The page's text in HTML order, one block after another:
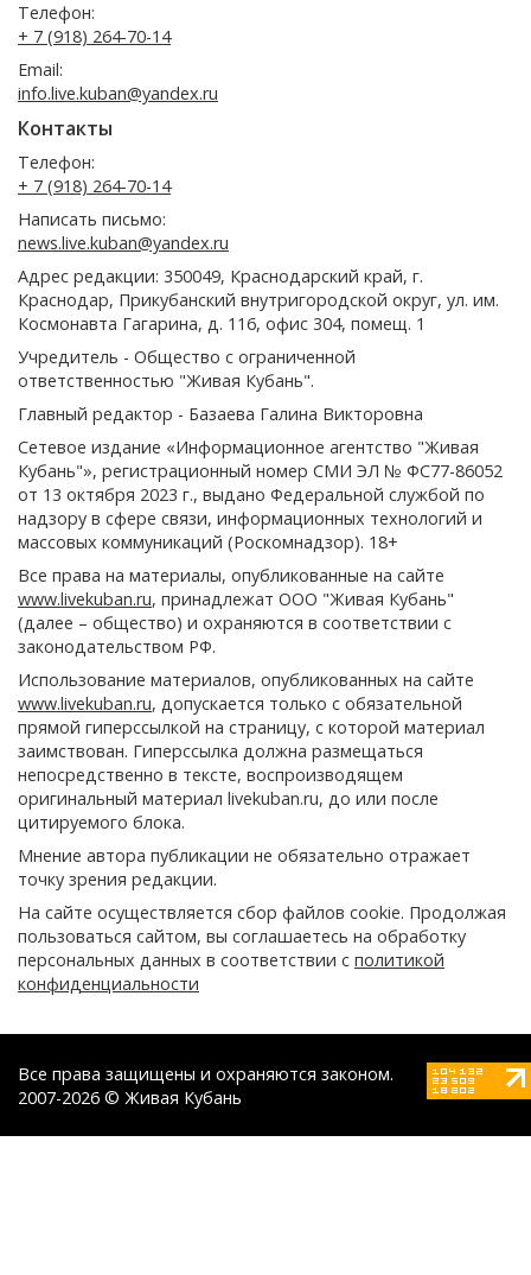
Телефон:
+ 7 (918) 264-70-14
Email:
info.live.kuban@yandex.ru
Контакты
Телефон:
+ 7 (918) 264-70-14
Написать письмо:
news.live.kuban@yandex.ru
Адрес редакции: 350049, Краснодарский край, г.
Краснодар, Прикубанский внутригородской округ, ул. им.
Космонавта Гагарина, д. 116, офис 304, помещ. 1
Учредитель - Общество с ограниченной
ответственностью "Живая Кубань".
Главный редактор - Базаева Галина Викторовна
Сетевое издание «Информационное агентство "Живая
Кубань"», регистрационный номер СМИ ЭЛ № ФС77-86052
от 13 октября 2023 г., выдано Федеральной службой по
надзору в сфере связи, информационных технологий и
массовых коммуникаций (Роскомнадзор). 18+
Все права на материалы, опубликованные на сайте
www.livekuban.ru, принадлежат ООО "Живая Кубань"
(далее – общество) и охраняются в соответствии с
законодательством РФ.
Использование материалов, опубликованных на сайте
www.livekuban.ru, допускается только с обязательной
прямой гиперссылкой на страницу, с которой материал
заимствован. Гиперссылка должна размещаться
непосредственно в тексте, воспроизводящем
оригинальный материал livekuban.ru, до или после
цитируемого блока.
Мнение автора публикации не обязательно отражает
точку зрения редакции.
На сайте осуществляется сбор файлов cookie. Продолжая
пользоваться сайтом, вы соглашаетесь на обработку
персональных данных в соответствии с политикой
конфиденциальности
Все права защищены и охраняются законом.
2007-2026 © Живая Кубань